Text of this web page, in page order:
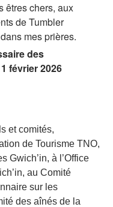
êtres chers, aux
de Tumbler
mes prières.
des
février 2026
et comités,
de Tourisme TNO,
Gwich’in, à l’Office
au Comité
sur les
des aînés de la